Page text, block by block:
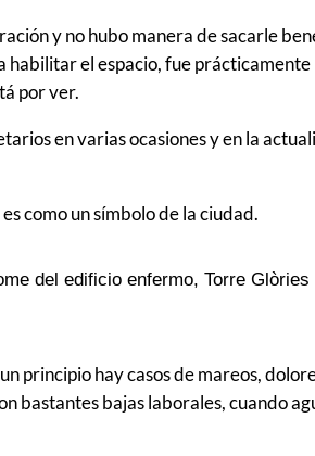
y no hubo manera de sacarle
habilitar el espacio, fue
por ver.
en varias ocasiones y en la
como un símbolo de la ciudad.
del edificio enfermo, Torre Glòries
principio hay casos de mareos,
bastantes bajas laborales, cuando